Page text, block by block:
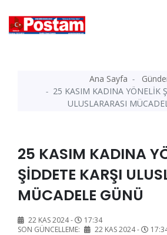
Ana Sayfa
25 KASIM KADINA YÖNELİK
ULUSLARARASI
25 KASIM KADINA
ŞİDDETE KARŞI
MÜCADELE GÜNÜ
22 KAS 2024 -
17:34
SON GÜNCELLEME:
22 KAS 2024 -